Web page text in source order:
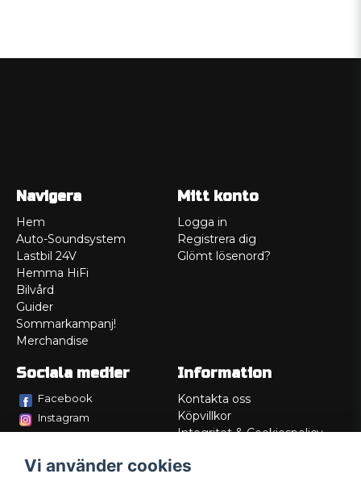
Navigera
Hem
Auto-Soundsystem
Lastbil 24V
Hemma HiFi
Bilvård
Guider
Sommarkampanj!
Merchandise
Mitt konto
Logga in
Registrera dig
Glömt lösenord?
Sociala medier
Facebook
Instagram
Information
Kontakta oss
Köpvillkor
Integritet & Cookiespolicy
Service/Garanti
Vi använder cookies